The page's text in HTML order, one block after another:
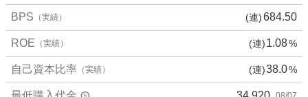
7
%
、
子
見
BPS （実績） (連)684.50
ROE （実績） (連)1.08%
自己資本比率 （実績） (連)38.0%